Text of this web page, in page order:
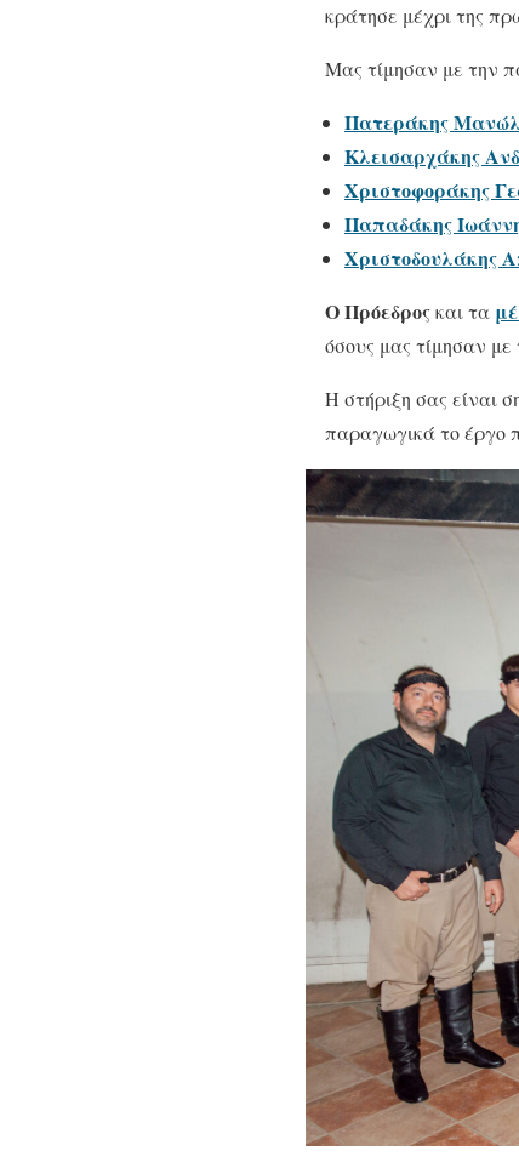
κράτησε μέχρι της
Μας τίμησαν με την
Πατεράκης
Κλεισαρχάκης
Χριστοφοράκης
Παπαδάκης
Χριστοδουλάκης
Ο Πρόεδροςκαι τα
όσους μας τίμησαν
Η στήριξη σας είναι
παραγωγικά το έργο